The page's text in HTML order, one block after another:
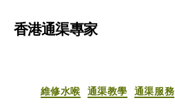
香港通渠專家
分
維修水喉 通渠教學 通渠服務